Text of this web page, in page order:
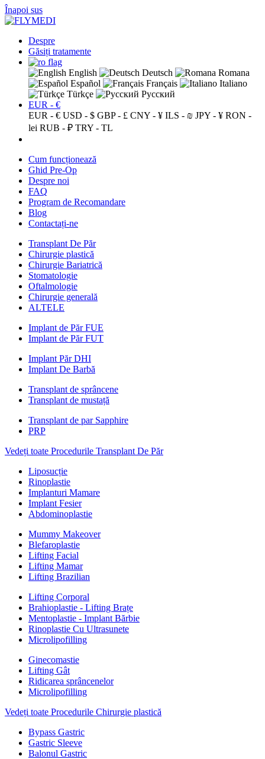
Înapoi sus
Despre
Găsiți tratamente
English Deutsch
Romana
Español
Français
Italiano
Türkçe
Русский
EUR - €
EUR - € USD - $ GBP - £ CNY - ¥ ILS - ₪ JPY - ¥ RON -
lei RUB - ₽ TRY - TL
Cum funcționează
Ghid Pre-Op
Despre noi
FAQ
Program de Recomandare
Blog
Contactați-ne
Transplant De Păr
Chirurgie plastică
Chirurgie Bariatrică
Stomatologie
Oftalmologie
Chirurgie generală
ALTELE
Implant de Păr FUE
Implant de Păr FUT
Implant Păr DHI
Implant De Barbă
Transplant de sprâncene
Transplant de mustață
Transplant de par Sapphire
PRP
Vedeți toate Procedurile Transplant De Păr
Liposucție
Rinoplastie
Implanturi Mamare
Implant Fesier
Abdominoplastie
Mummy Makeover
Blefaroplastie
Lifting Facial
Lifting Mamar
Lifting Brazilian
Lifting Corporal
Brahioplastie - Lifting Brațe
Mentoplastie - Implant Bărbie
Rinoplastie Cu Ultrasunete
Microlipofilling
Ginecomastie
Lifting Gât
Ridicarea sprâncenelor
Microlipofilling
Vedeți toate Procedurile Chirurgie plastică
Bypass Gastric
Gastric Sleeve
Balonul Gastric